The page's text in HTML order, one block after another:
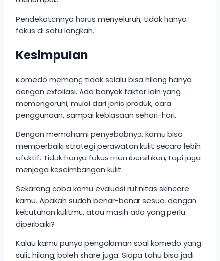
Pendekatannya harus menyeluruh, tidak hanya
fokus di satu langkah.
Kesimpulan
Komedo memang tidak selalu bisa hilang hanya
dengan exfoliasi. Ada banyak faktor lain yang
memengaruhi, mulai dari jenis produk, cara
penggunaan, sampai kebiasaan sehari-hari.
Dengan memahami penyebabnya, kamu bisa
memperbaiki strategi perawatan kulit secara lebih
efektif. Tidak hanya fokus membersihkan, tapi juga
menjaga keseimbangan kulit.
Sekarang coba kamu evaluasi rutinitas skincare
kamu. Apakah sudah benar-benar sesuai dengan
kebutuhan kulitmu, atau masih ada yang perlu
diperbaiki?
Kalau kamu punya pengalaman soal komedo yang
sulit hilang, boleh share juga. Siapa tahu bisa jadi